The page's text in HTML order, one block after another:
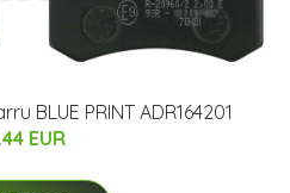
BLUE PRINT ADR164201
EUR